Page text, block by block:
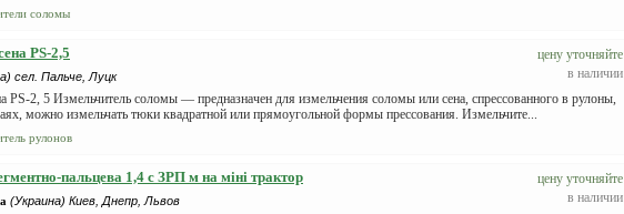
соломы
цену уточняйте
в наличии
PS-2,5
сел. Пальче, Луцк
PS-2, 5 Измельчитель соломы — предназначен для измельчения соломы или сена, спрессованного в рулоны,
можно измельчать тюки квадратной или прямоугольной формы прессования. Измельчите...
рулонов
цену уточняйте
в наличии
пальцева 1,4 с ЗРП м на міні трактор
(Украина) Киев, Днепр, Львов